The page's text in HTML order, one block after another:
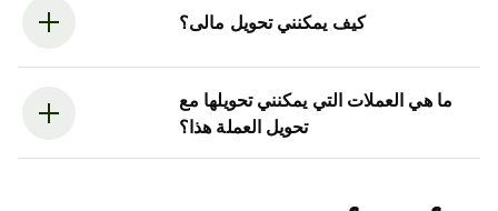
كيف يمكنني تحويل مالى؟
ما هي العملات التي يمكنني تحويلها مع
تحويل العملة هذا؟